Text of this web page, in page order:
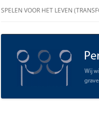
SPELEN VOOR HET LEVEN